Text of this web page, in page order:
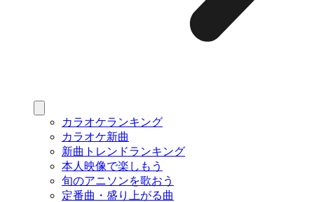
カラオケランキング
カラオケ新曲
新曲トレンドランキング
本人映像で楽しもう
旬のアニソンを歌おう
定番曲・盛り上がる曲